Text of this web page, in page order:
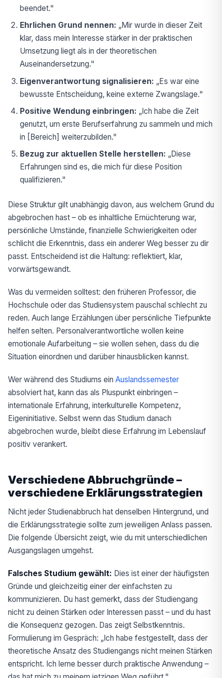
beendet."
Ehrlichen Grund nennen: „Mir wurde in dieser Zeit
klar, dass mein Interesse stärker in der praktischen
Umsetzung liegt als in der theoretischen
Auseinandersetzung."
Eigenverantwortung signalisieren: „Es war eine
bewusste Entscheidung, keine externe Zwangslage."
Positive Wendung einbringen: „Ich habe die Zeit
genutzt, um erste Berufserfahrung zu sammeln und mich
in [Bereich] weiterzubilden."
Bezug zur aktuellen Stelle herstellen: „Diese
Erfahrungen sind es, die mich für diese Position
qualifizieren."
Diese Struktur gilt unabhängig davon, aus welchem Grund du
abgebrochen hast – ob es inhaltliche Ernüchterung war,
persönliche Umstände, finanzielle Schwierigkeiten oder
schlicht die Erkenntnis, dass ein anderer Weg besser zu dir
passt. Entscheidend ist die Haltung: reflektiert, klar,
vorwärtsgewandt.
Was du vermeiden solltest: den früheren Professor, die
Hochschule oder das Studiensystem pauschal schlecht zu
reden. Auch lange Erzählungen über persönliche Tiefpunkte
helfen selten. Personalverantwortliche wollen keine
emotionale Aufarbeitung – sie wollen sehen, dass du die
Situation einordnen und darüber hinausblicken kannst.
Wer während des Studiums ein Auslandssemester
absolviert hat, kann das als Pluspunkt einbringen –
internationale Erfahrung, interkulturelle Kompetenz,
Eigeninitiative. Selbst wenn das Studium danach
abgebrochen wurde, bleibt diese Erfahrung im Lebenslauf
positiv verankert.
Verschiedene Abbruchgründe –
verschiedene Erklärungsstrategien
Nicht jeder Studienabbruch hat denselben Hintergrund, und
die Erklärungsstrategie sollte zum jeweiligen Anlass passen.
Die folgende Übersicht zeigt, wie du mit unterschiedlichen
Ausgangslagen umgehst.
Falsches Studium gewählt: Dies ist einer der häufigsten
Gründe und gleichzeitig einer der einfachsten zu
kommunizieren. Du hast gemerkt, dass der Studiengang
nicht zu deinen Stärken oder Interessen passt – und du hast
die Konsequenz gezogen. Das zeigt Selbstkenntnis.
Formulierung im Gespräch: „Ich habe festgestellt, dass der
theoretische Ansatz des Studiengangs nicht meinen Stärken
entspricht. Ich lerne besser durch praktische Anwendung –